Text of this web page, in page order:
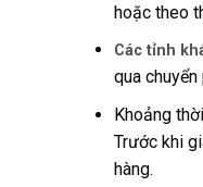
hoặc theo
Các tỉnh
qua chuyển
Khoảng
Trước khi
hàng.